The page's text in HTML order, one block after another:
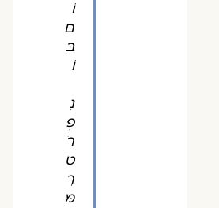
ם
בּ
פְ
רֹ
ט
רִ
מּ